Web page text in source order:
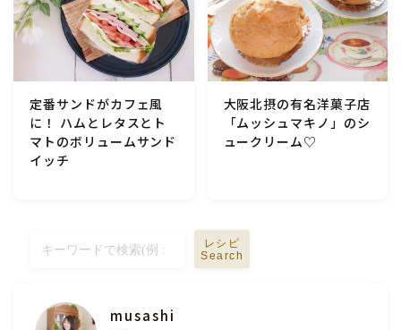
定番サンドがカフェ風
に！ ハムとレタスとト
マトのボリュームサンド
イッチ
大阪北摂の有名洋菓子店
「ムッシュマキノ」のシ
ュークリーム♡
レシピ
Search
musashi